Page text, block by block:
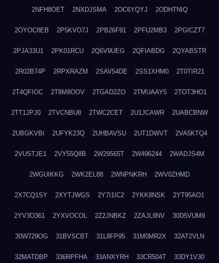
2NFH8OET 2NXDJSMA 2OC6YQYJ 2ODHTNIQ
2OYOC8EB 2P5KVO7J 2PB26F91 2PFU2MB3 2PGICZT7
2PJA33U1 2PK01RCU 2Q6V9UEG 2QFIABDG 2QYABSTR
2R02B74P 2RPXRAZM 2SAV54DE 2SS1XHM0 2T0TIR21
2T4QFIOC 2T8M8OOV 2TGAD2ZO 2TMUAAY5 2TOT3HO1
2TT1JPJ0 2TVCNBU8 2TWC2CET 2U1JCAWR 2UABCBNW
2UBGKVBI 2UFYK23Q 2UHBAVSU 2UT1DWVT 2VA5KTQ4
2VUSTJE1 2VY55Q8B 2W29565T 2W496244 2WADJS4M
2WGUIKKG 2WK2EL88 2WNPNKRH 2WV0ZHMD
2X7CQ1SY 2XYTJWGS 2Y7I1IC2 2YKK8NSK 2YT95AO1
2YV3O361 2YXVOCOL 2Z2JNBKZ 2ZAJL9NV 30D5VUM9
30W729OG 31BVSCBT 31L8FP95 31M0MR2X 32AT2VLN
32MATDBP 336RPFHA 33ANXYRH 33CR504T 33DY1V30